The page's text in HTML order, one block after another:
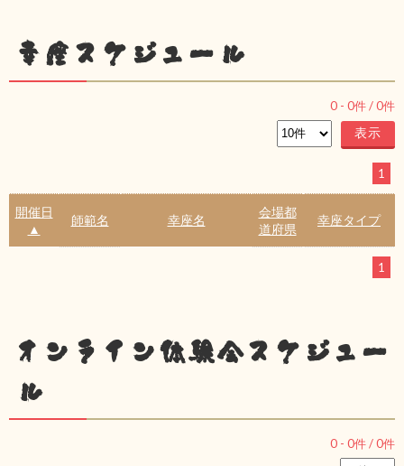
幸座スケジュール
0 - 0件 /0件
1
開催日
▲
師範名 幸座名
会場都
道府県
幸座タイプ
1
オンライン体験会スケジュー
ル
0 - 0件 /0件